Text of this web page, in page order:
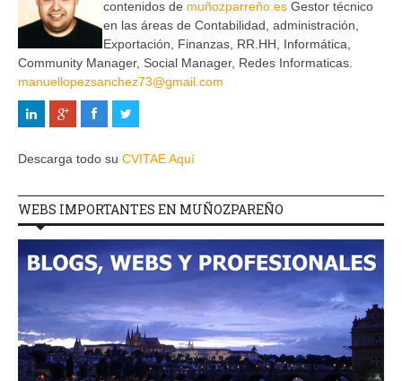
contenidos de muñozparreño.es Gestor técnico
en las áreas de Contabilidad, administración,
Exportación, Finanzas, RR.HH, Informática,
Community Manager, Social Manager, Redes Informaticas.
manuellopezsanchez73@gmail.com
Descarga todo su CVITAE Aquí
WEBS IMPORTANTES EN MUÑOZPAREÑO